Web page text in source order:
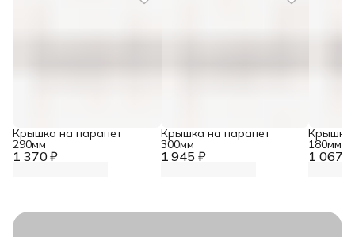
1 370 ₽
Крышка на парапет
290мм
1 945 ₽
Крышка на парапет
300мм
1 067 ₽
Крышка
180мм